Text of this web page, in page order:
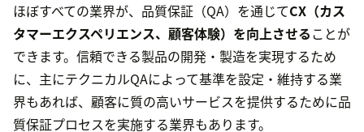
ほぼすべての業界が、品質保証（QA）を通じてCX（カス
タマーエクスペリエンス、顧客体験）を向上させることが
できます。信頼できる製品の開発・製造を実現するため
に、主にテクニカルQAによって基準を設定・維持する業
界もあれば、顧客に質の高いサービスを提供するために品
質保証プロセスを実施する業界もあります。